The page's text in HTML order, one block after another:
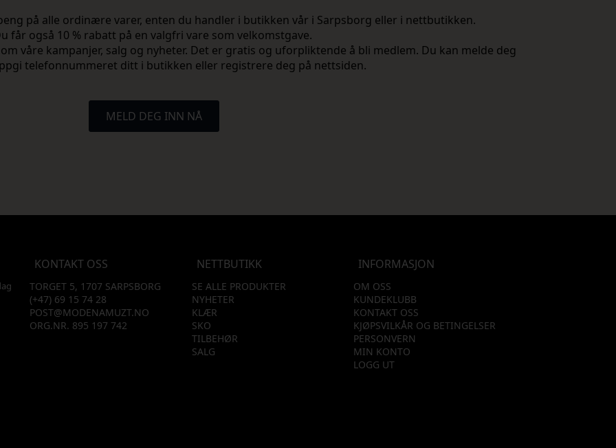
på alle ordinære varer, enten du handler i butikken vår i Sarpsborg eller i nettbutikken.
får også 10 % rabatt på en valgfri vare som velkomstgave.
våre kampanjer, salg og nyheter. Det er gratis og uforpliktende å bli medlem. Du kan melde deg
telefonnummeret ditt i butikken eller registrere deg på nettsiden.
MELD DEG INN NÅ
KONTAKT OSS
TORGET 5, 1707 SARPSBORG
(+47) 69 15 74 28
POST@MODENAMUZT.NO
ORG.NR. 895 197 742
NETTBUTIKK
SE ALLE PRODUKTER
NYHETER
KLÆR
SKO
TILBEHØR
SALG
INFORMASJON
OM OSS
KUNDEKLUBB
KONTAKT OSS
KJØPSVILKÅR OG BETINGELSER
PERSONVERN
MIN KONTO
LOGG UT